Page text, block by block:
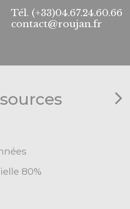
Tél. (+33)04.67.24.60.66
contact@roujan.fr
80%